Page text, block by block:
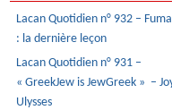
Lacan Quotidien n° 932 –
: la dernière leçon
Lacan Quotidien n° 931 –
« GreekJew is JewGreek » –
Ulysses